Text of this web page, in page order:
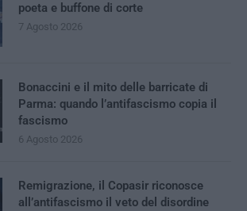
poeta e buffone di corte
7 Agosto 2026
Bonaccini e il mito delle barricate di
Parma: quando l’antifascismo copia il
fascismo
6 Agosto 2026
Remigrazione, il Copasir riconosce
all’antifascismo il veto del disordine